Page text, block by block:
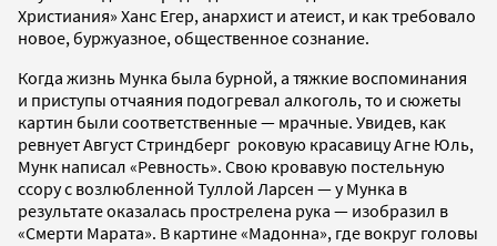
Христиания» Ханс Егер, анархист и атеист, и как требовало
новое, буржуазное, общественное сознание.
Когда жизнь Мунка была бурной, а тяжкие воспоминания
и приступы отчаяния подогревал алкоголь, то и сюжеты
картин были соответственные — мрачные. Увидев, как
ревнует Август Стриндберг роковую красавицу Агне Юль,
Мунк написал «Ревность». Свою кровавую постельную
ссору с возлюбленной Туллой Ларсен — у Мунка в
результате оказалась прострелена рука — изобразил в
«Смерти Марата». В картине «Мадонна», где вокруг головы